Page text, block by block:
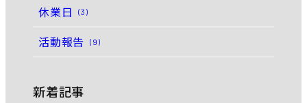
休業日 (3)
活動報告 (9)
新着記事